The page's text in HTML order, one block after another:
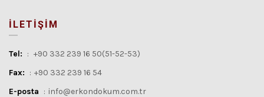
İLETİŞİM
Tel: : +90 332 239 16 50(51-52-53)
Fax: : +90 332 239 16 54
E-posta : info@erkondokum.com.tr